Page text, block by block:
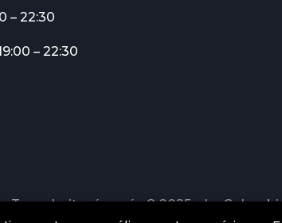
– 22:30
– 22:30
Tous droits réservés © 2025 – Le